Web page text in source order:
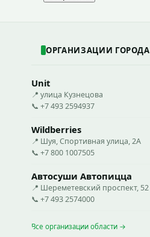
ОРГАНИЗАЦИИ ГОРОДА
Unit
📍 улица Кузнецова
📞 +7 493 2594937
Wildberries
📍 Шуя, Спортивная улица, 2А
📞 +7 800 1007505
Автосуши Автопицца
📍 Шереметевский проспект, 52
📞 +7 493 2574000
Все организации области →